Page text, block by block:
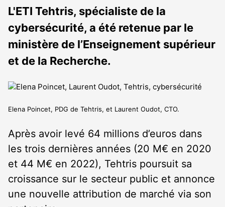
aux
abonnés
L'ETI Tehtris, spécialiste de la
cybersécurité, a été retenue par le
ministère de l’Enseignement supérieur
et de la Recherche.
Elena Poincet, PDG de Tehtris, et Laurent Oudot, CTO.
Après avoir levé 64 millions d’euros dans
les trois dernières années (20 M€ en 2020
et 44 M€ en 2022), Tehtris poursuit sa
croissance sur le secteur public et annonce
une nouvelle attribution de marché via son